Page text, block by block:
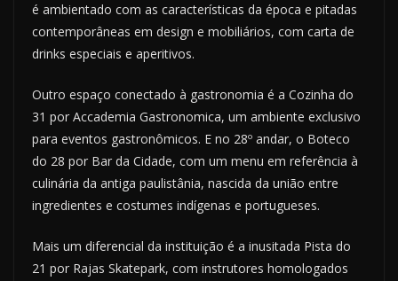
é ambientado com as características da época e pitadas
contemporâneas em design e mobiliários, com carta de
drinks especiais e aperitivos.
Outro espaço conectado à gastronomia é a Cozinha do
31 por Accademia Gastronomica, um ambiente exclusivo
para eventos gastronômicos. E no 28º andar, o Boteco
do 28 por Bar da Cidade, com um menu em referência à
culinária da antiga paulistânia, nascida da união entre
ingredientes e costumes indígenas e portugueses.
Mais um diferencial da instituição é a inusitada Pista do
21 por Rajas Skatepark, com instrutores homologados